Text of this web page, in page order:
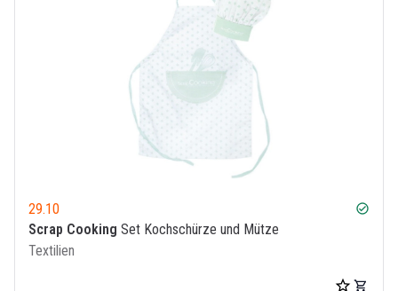
29.10 check_circle
Scrap Cooking Set Kochschürze und Mütze
Textilien